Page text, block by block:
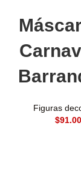
Figuras
$